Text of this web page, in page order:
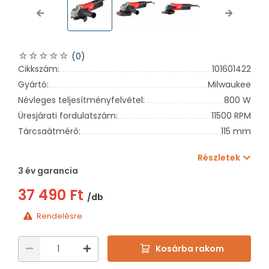
Previous Next
(0)
Cikkszám:
101601422
Gyártó:
Milwaukee
Névleges teljesítményfelvétel:
800 W
Üresjárati fordulatszám:
11500 RPM
Tárcsaátmérő:
115 mm
Részletek
3 év garancia
37 490 Ft /db
Rendelésre
Kosárba rakom